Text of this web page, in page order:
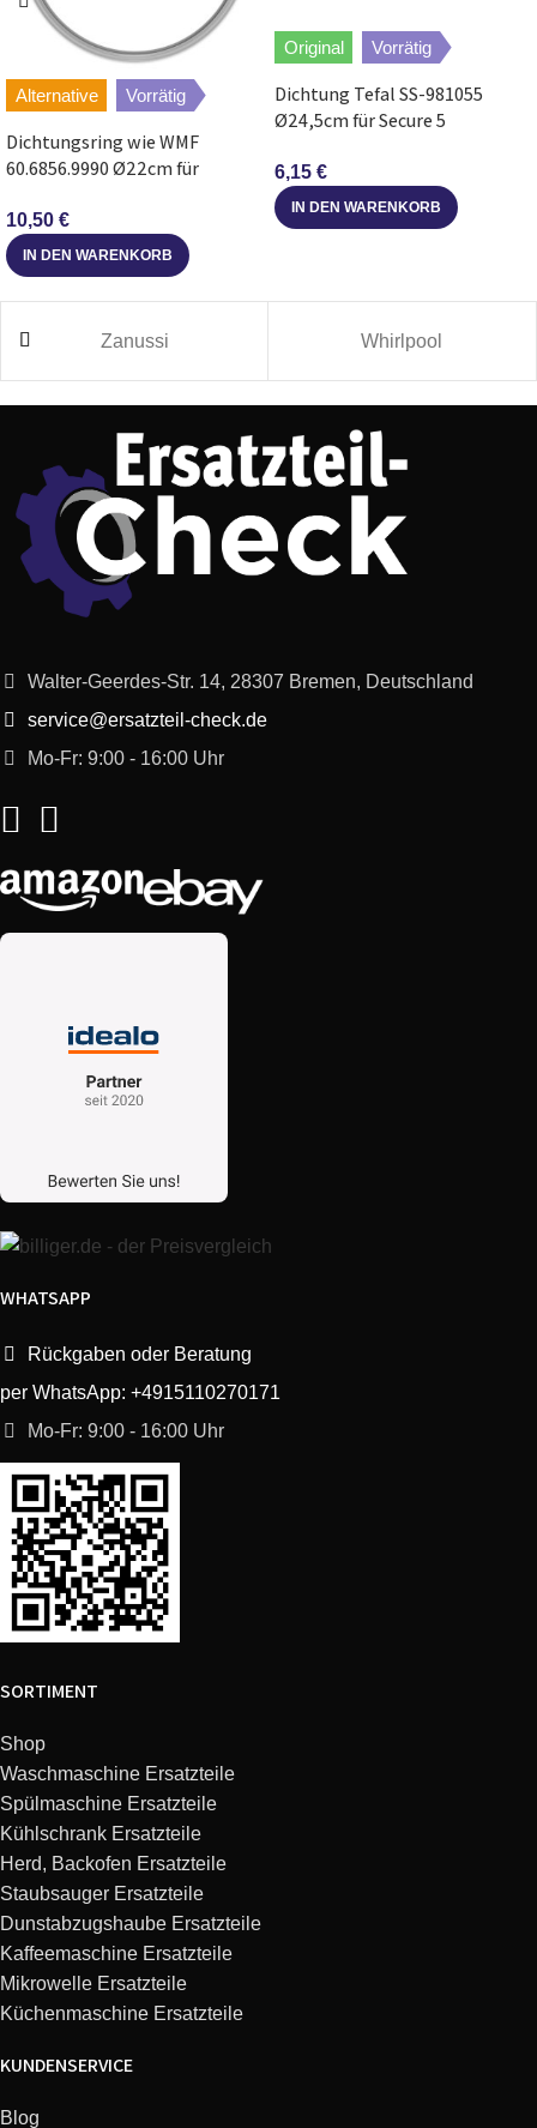
Alternative Vorrätig
Dichtungsring wie WMF
60.6856.9990 Ø22cm für
10,50 €
IN DEN WARENKORB
Original Vorrätig
Dichtung Tefal SS-981055
Ø24,5cm für Secure 5
6,15 €
IN DEN WARENKORB
Zanussi Whirlpool
Walter-Geerdes-Str. 14, 28307 Bremen, Deutschland
service@ersatzteil-check.de
Mo-Fr: 9:00 - 16:00 Uhr
WHATSAPP
Rückgaben oder Beratung
per WhatsApp: +4915110270171
Mo-Fr: 9:00 - 16:00 Uhr
SORTIMENT
Shop
Waschmaschine Ersatzteile
Spülmaschine Ersatzteile
Kühlschrank Ersatzteile
Herd, Backofen Ersatzteile
Staubsauger Ersatzteile
Dunstabzugshaube Ersatzteile
Kaffeemaschine Ersatzteile
Mikrowelle Ersatzteile
Küchenmaschine Ersatzteile
KUNDENSERVICE
Blog